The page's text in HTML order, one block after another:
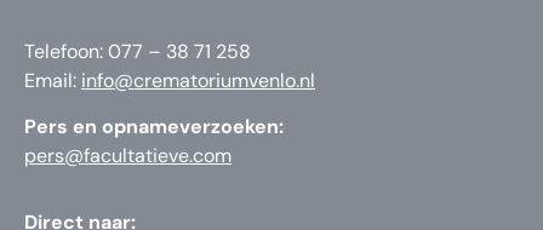
Telefoon: 077 – 38 71 258
Email: info@crematoriumvenlo.nl
Pers en opnameverzoeken:
pers@facultatieve.com
Direct naar: